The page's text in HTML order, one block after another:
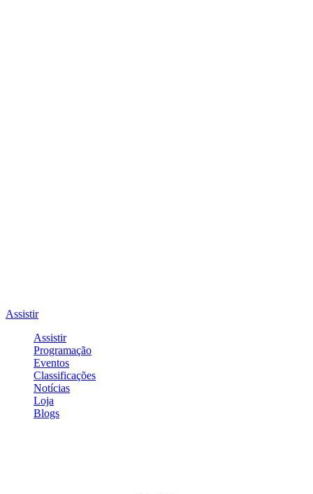
Assistir
Assistir
Programação
Eventos
Classificações
Notícias
Loja
Blogs